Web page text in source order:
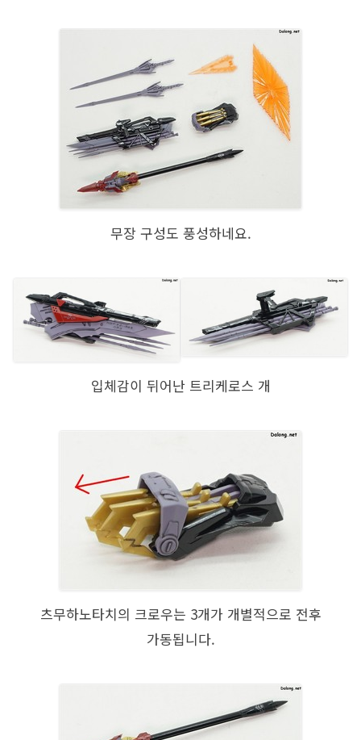
무장 구성도 풍성하네요.
입체감이 뒤어난 트리케로스 개
츠무하노타치의 크로우는 3개가 개별적으로 전후
가동됩니다.